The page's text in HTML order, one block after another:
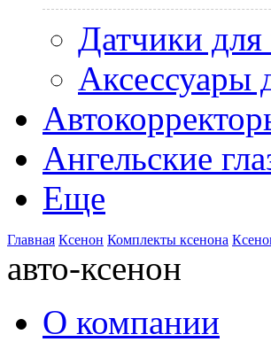
Датчики для
Аксессуары
Ангельские
Еще
Главная Ксенон Комплекты ксенона
авто-ксенон
О компании